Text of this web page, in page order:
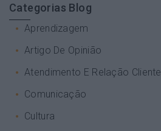
Categorias Blog
Aprendizagem
Artigo De Opinião
Atendimento E Relação Cliente
Comunicação
Cultura